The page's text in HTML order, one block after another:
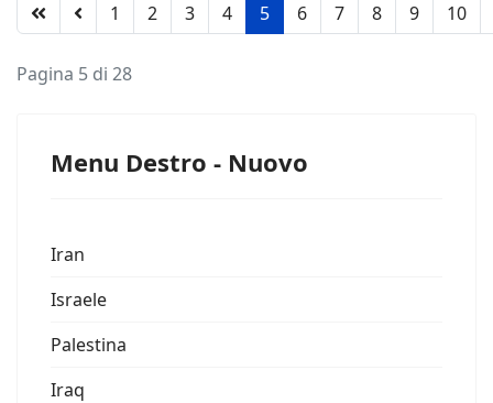
1 2 3 4 5 6 7 8 9 10
Pagina 5 di 28
Menu Destro - Nuovo
Iran
Israele
Palestina
Iraq